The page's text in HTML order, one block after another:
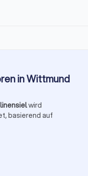
in Wittmund
wird
basierend auf